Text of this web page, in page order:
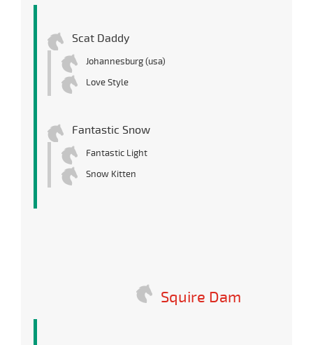
Scat Daddy
Johannesburg (usa)
Love Style
Fantastic Snow
Fantastic Light
Snow Kitten
Squire Dam